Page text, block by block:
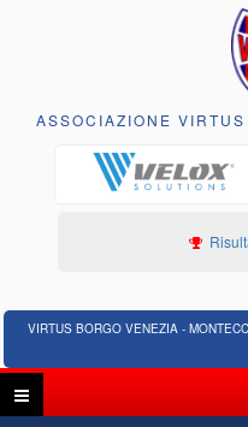
ASSOCIAZIONE
VIRTUS BORGO VENEZIA -